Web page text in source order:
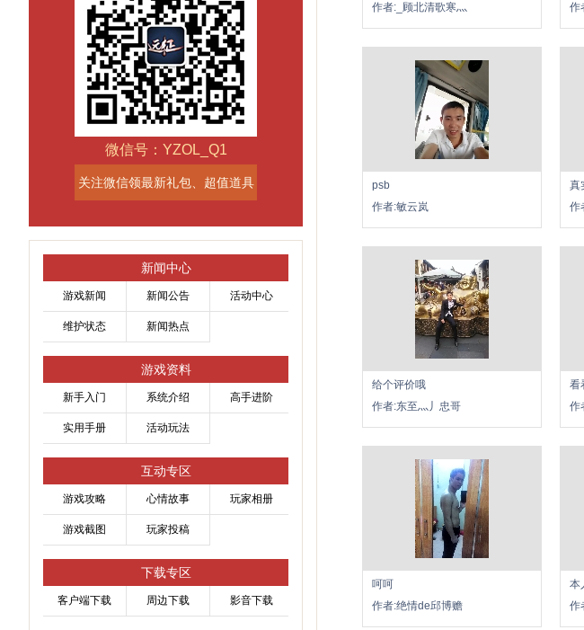
微信号：YZOL_Q1
关注微信领最新礼包、超值道具
新闻中心
游戏新闻 新闻公告 活动中心
维护状态 新闻热点
游戏资料
新手入门 系统介绍 高手进阶
实用手册 活动玩法
互动专区
游戏攻略 心情故事 玩家相册
游戏截图 玩家投稿
下载专区
客户端下载 周边下载 影音下载
作者:_顾北清歌寒灬
作
psb
作者:敏云岚
真
作
给个评价哦
作者:东至灬丿忠哥
看
作
呵呵
作者:绝情de邱博赡
本
作